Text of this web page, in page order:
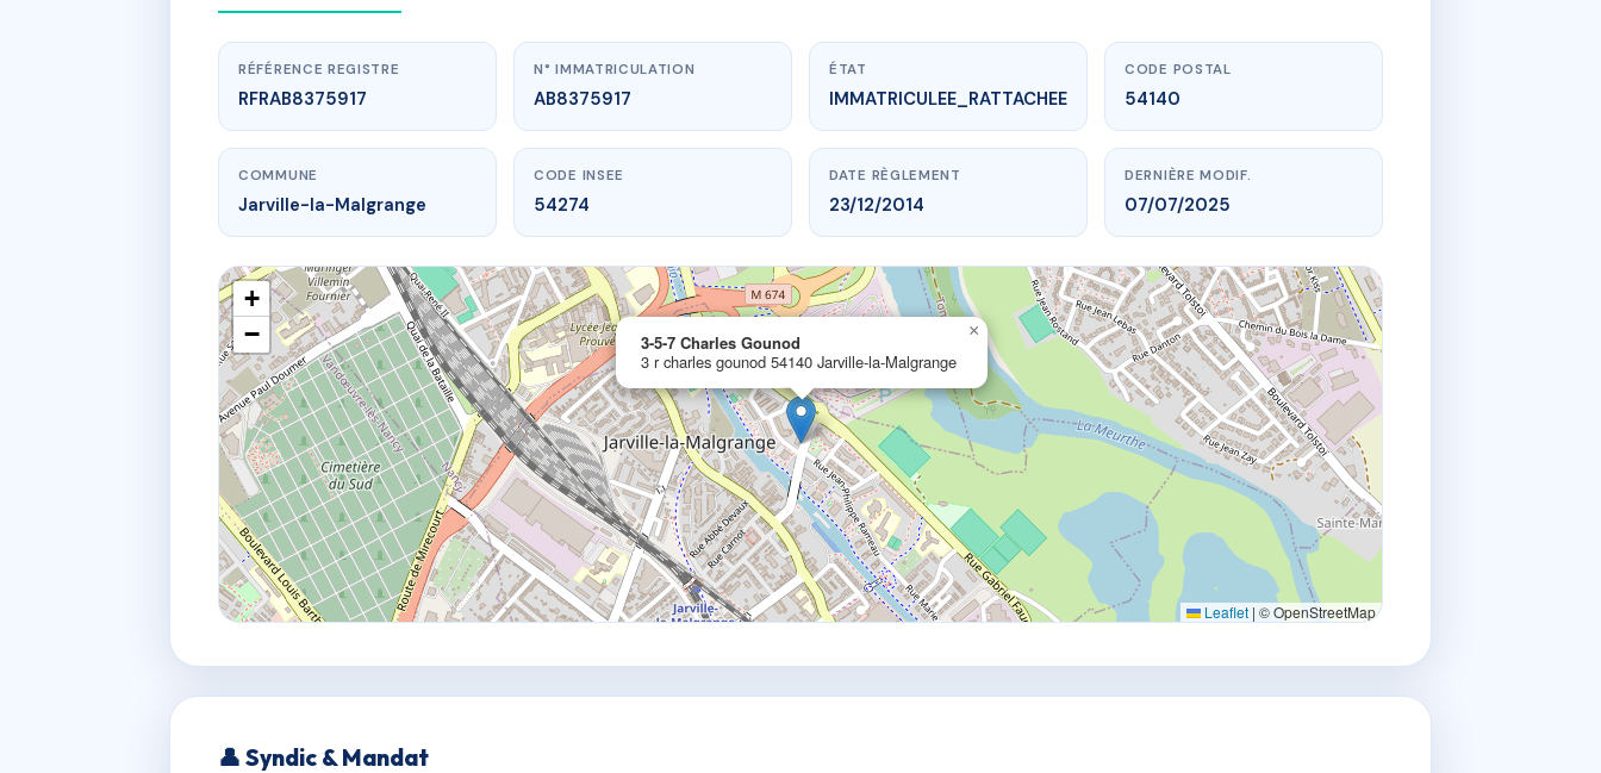
www.vme.plus/AB8375917
3-5-7 Charles Gounod
3 r charles gounod54140 Jarville-la-Malgrange
RÉFÉRENCE REGISTRE
RFRAB8375917
N° IMMATRICULATION
AB8375917
ÉTAT
IMMATRICULEE_RATTACHEE
CODE POSTAL
54140
COMMUNE
Jarville-la-Malgrange
CODE INSEE
54274
DATE RÈGLEMENT
23/12/2014
DERNIÈRE MODIF.
07/07/2025
3-5-7 Charles Gounod
3 r charles gounod 54140 Jarville-la-Malgrange
×
+
−
Leaflet | © OpenStreetMap
👤 Syndic & Mandat